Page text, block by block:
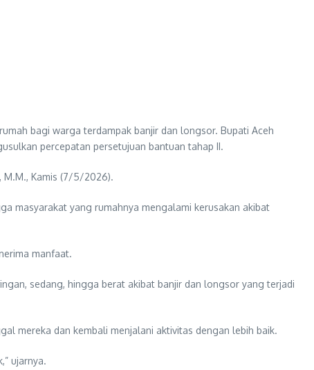
bagi warga terdampak banjir dan longsor. Bupati Aceh
percepatan persetujuan bantuan tahap II.
M.M., Kamis (7/5/2026).
masyarakat yang rumahnya mengalami kerusakan akibat
manfaat.
sedang, hingga berat akibat banjir dan longsor yang terjadi
mereka dan kembali menjalani aktivitas dengan lebih baik.
ujarnya.